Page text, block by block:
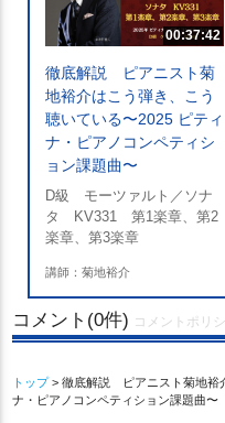
00:37:42
徹底解説 ピアニスト菊
地裕介はこう弾き、こう
聴いている〜2025 ピティ
ナ・ピアノコンペティシ
ョン課題曲〜
D級 モーツァルト／ソナ
タ KV331 第1楽章、第2
楽章、第3楽章
講師：菊地裕介
コメント(0件) コメントポリ
トップ> 徹底解説 ピアニスト菊地裕
ナ・ピアノコンペティション課題曲〜